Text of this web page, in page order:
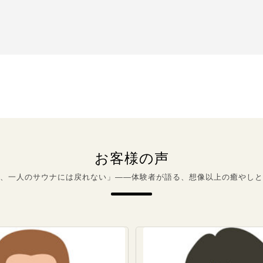
お客様の声
一人のサウナには戻れない」――体験者が語る、想像以上の癒やし